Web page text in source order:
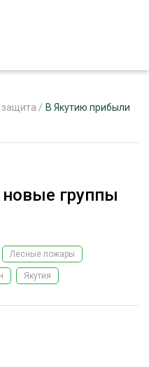
защита / В Якутию прибыли
группы
Лесные пожары
Якутия